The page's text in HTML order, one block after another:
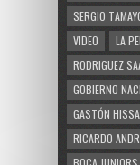
SERGIO
VIDEO
LA
RODRIGUEZ
GOBIERNO
GASTÓN HISSA
RICARDO